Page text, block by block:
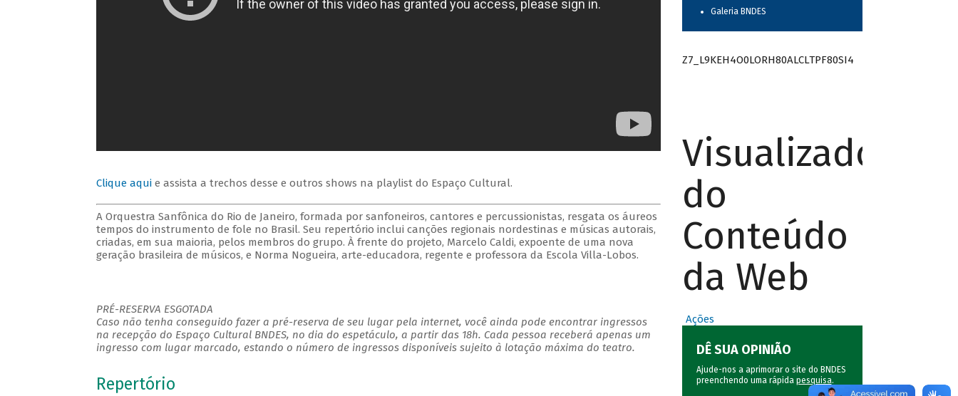
Clique aquie assista a trechos desse e outros shows na playlist do Espaço Cultural.
A Orquestra Sanfônica do Rio de Janeiro, formada por sanfoneiros, cantores e percussionistas, resgata os áureos
tempos do instrumento de fole no Brasil. Seu repertório inclui canções regionais nordestinas e músicas autorais,
criadas, em sua maioria, pelos membros do grupo. À frente do projeto, Marcelo Caldi, expoente de uma nova
geração brasileira de músicos, e Norma Nogueira, arte-educadora, regente e professora da Escola Villa-Lobos.
PRÉ-RESERVA ESGOTADA
Caso não tenha conseguido fazer a pré-reserva de seu lugar pela internet, você ainda pode encontrar ingressos
na recepção do Espaço Cultural BNDES, no dia do espetáculo, a partir das 18h. Cada pessoa receberá apenas um
ingresso com lugar marcado, estando o número de ingressos disponíveis sujeito à lotação máxima do teatro.
Repertório
Galeria BNDES
Z7_L9KEH4O0LORH80ALCLTPF80SI4
Visualizador
do
Conteúdo
da Web
Ações
DÊ SUA OPINIÃO
Ajude-nos a aprimorar o site do BNDES
preenchendo uma rápida pesquisa.